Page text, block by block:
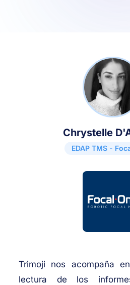
Chrystelle
EDAP TMS -
Trimoji nos acompaña
lectura de los